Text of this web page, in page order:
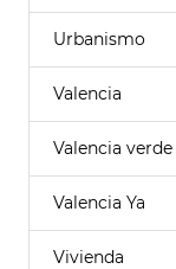
Urbanismo
Valencia
Valencia verde
Valencia Ya
Vivienda